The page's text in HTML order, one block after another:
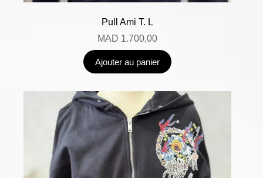
Pull Ami T. L
MAD 1.700,00
Ajouter au panier